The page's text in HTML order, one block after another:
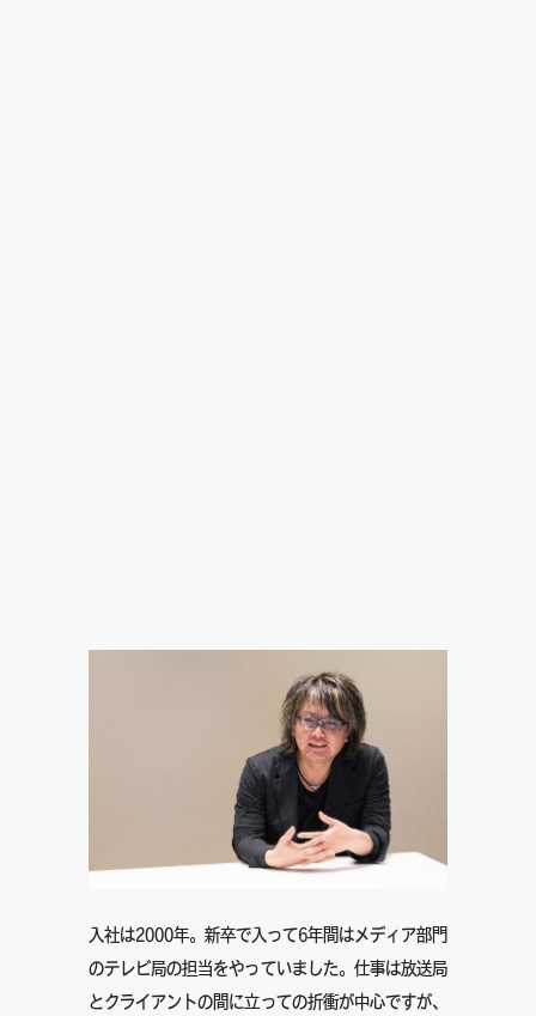
入社は2000年。新卒で入って6年間はメディア部門
のテレビ局の担当をやっていました。仕事は放送局
とクライアントの間に立っての折衝が中心ですが、